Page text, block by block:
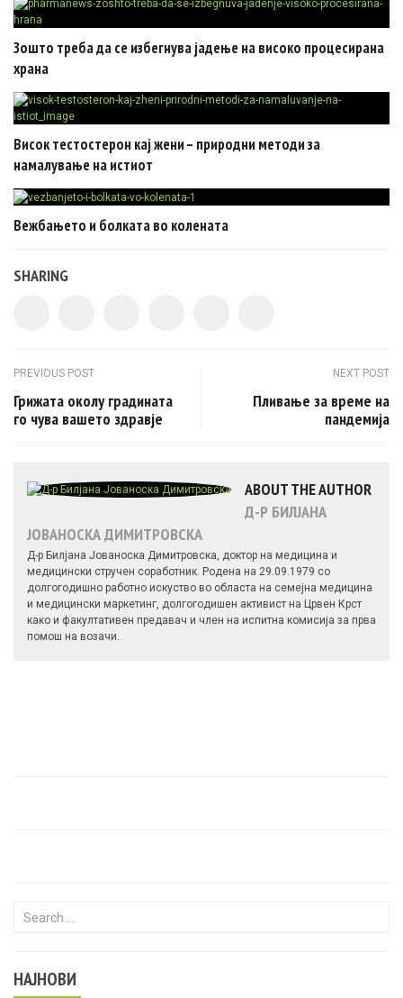
Зошто треба да се избегнува јадење на високо процесирана
храна
Висок тестостерон кај жени – природни методи за
намалување на истиот
Вежбањето и болката во колената
SHARING
Post navigation
PREVIOUS POST
Грижата околу градината
го чува вашето здравје
NEXT POST
Пливање за време на
пандемија
ABOUT THE AUTHOR
Д-Р БИЛЈАНА
ЈОВАНОСКА ДИМИТРОВСКА
Д-р Билјана Јованоска Димитровска, доктор на медицина и
медицински стручен соработник. Родена на 29.09.1979 со
долгогодишно работно искуство во областа на семејна медицина
и медицински маркетинг, долгогодишен активист на Црвен Крст
како и факултативен предавач и член на испитна комисија за прва
помош на возачи.
Search for:
НАЈНОВИ